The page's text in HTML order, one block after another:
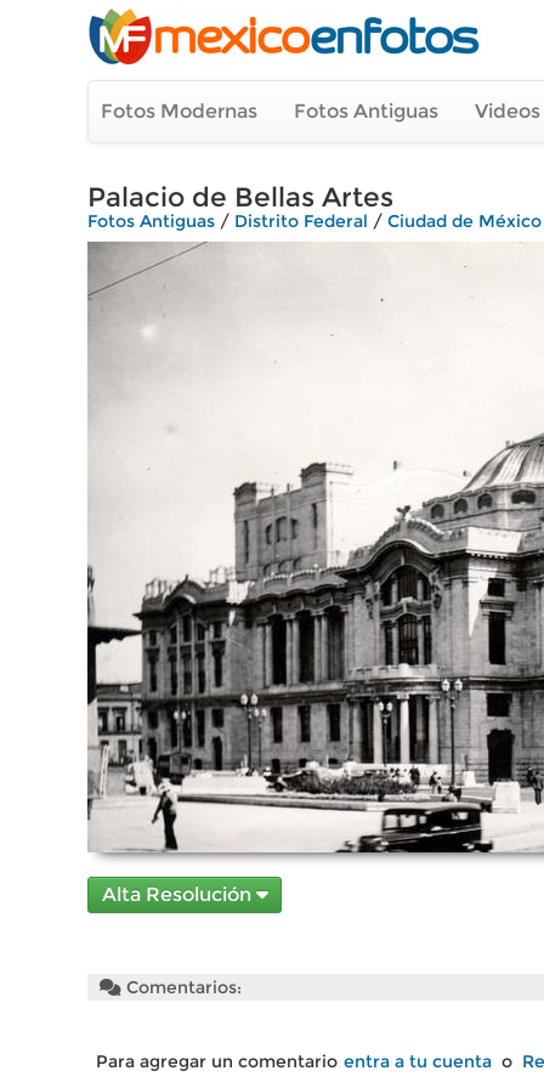
Fotos Modernas Fotos Antiguas
Palacio de Bellas Artes
Fotos Antiguas / Distrito Federal / Ciudad de México
Alta Resolución
Comentarios:
Para agregar un comentario entra a tu cuenta o